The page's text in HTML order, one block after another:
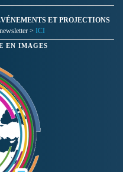
ET PROJECTIONS
> ICI
EN IMAGES